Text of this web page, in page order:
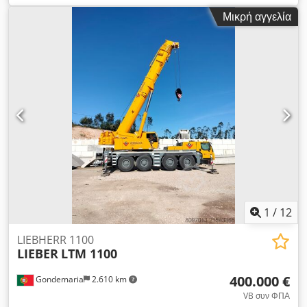
στοιχεία: Λογαριασμός Rabobank: 39.33.10.655 IBAN:
NL73RABO0393310655 Κωδικός SWIFT/BIC: RABONL2U -
Ελέγχετε πάντα τα τραπεζικά μας στοιχεία πριν από κάθε
συναλλαγή! Codpfx Aow D Dflsgysha - Η κράτηση οχημάτων
δεν είναι δυνατή χωρίς κατάθεση. - Επιφυλασσόμαστε για
τυχόν ορθογραφικά και τυπογραφικά λάθη σε όλα τα
Μικρή αγγελία
1 / 12
Gondemaria 2.610 km
LIEBHERR 1100
LIEBER LTM 1100
400.000 €
VB συν ΦΠΑ